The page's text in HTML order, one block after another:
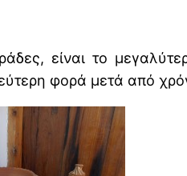
είναι το
φορά μετά από